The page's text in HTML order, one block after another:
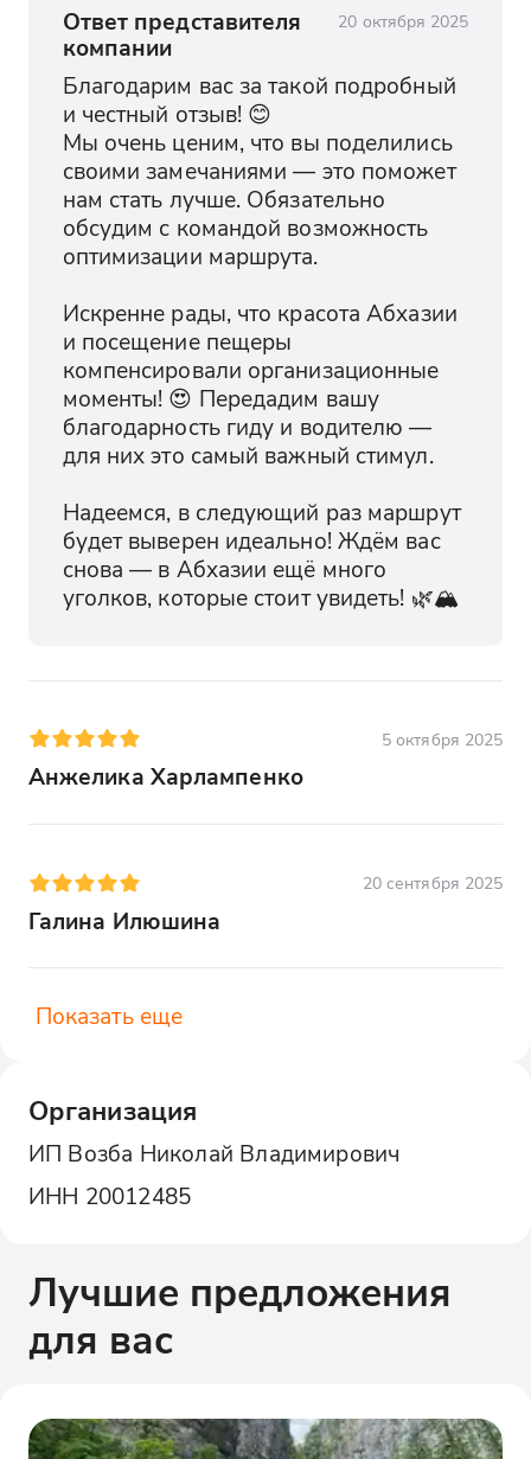
зеленью, создавая атмосферу уюта и
гармонии. Это место идеально для фото
и короткой остановки.
Новоафонский мужской
монастырь Симона Кананита
Храм апостола Симона Кананита — это
древняя церковь, которая является
одной из главных святынь Абхазии.
духовности и узнать о жизни апостола.
Это место будет интересно паломникам
и любителям истории. Новоафонский
монастырь - по понедельникам не
работает
Храм апостола Симона Кананита — это
древняя церковь, которая является
одной из главных святынь Абхазии.
Здесь можно почувствовать атмосферу
Собор Пантелеимона
Собор Пантелеимона — это
уникальные фрески и иконы. Это место
сочетает в себе духовность и культурное
Ответ представителя
компании
20 октября 2025
Благодарим вас за такой подробный
и честный отзыв! 😊
Мы очень ценим, что вы поделились
своими замечаниями — это поможет
нам стать лучше. Обязательно
обсудим с командой возможность
оптимизации маршрута.
Искренне рады, что красота Абхазии
и посещение пещеры
компенсировали организационные
моменты! 😍 Передадим вашу
благодарность гиду и водителю —
для них это самый важный стимул.
Надеемся, в следующий раз маршрут
будет выверен идеально! Ждём вас
снова — в Абхазии ещё много
уголков, которые стоит увидеть! 🌿🏔️
5 октября 2025
Анжелика Харлампенко
20 сентября 2025
Галина Илюшина
Показать еще
Организация
ИП Возба Николай Владимирович
ИНН 20012485
Лучшие предложения
для вас